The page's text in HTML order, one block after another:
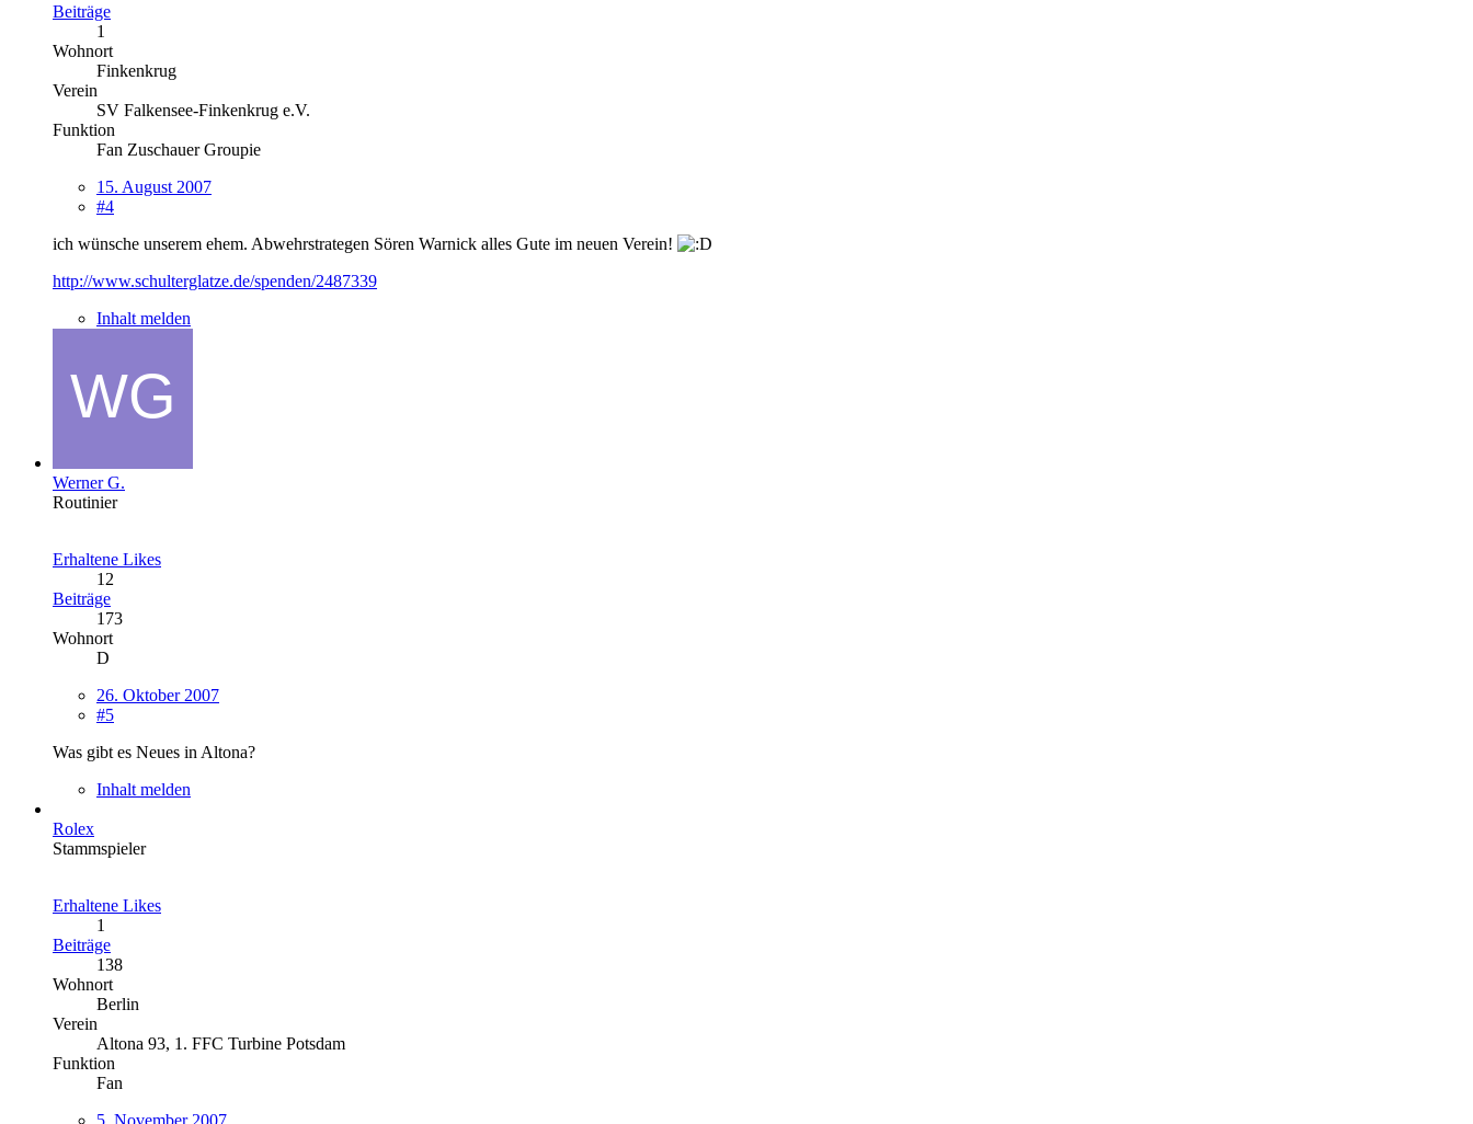
Beiträge
1
Wohnort
Finkenkrug
Verein
SV Falkensee-Finkenkrug e.V.
Funktion
Fan Zuschauer Groupie
15. August 2007
#4
ich wünsche unserem ehem. Abwehrstrategen Sören Warnick alles Gute im neuen Verein!
http://www.schulterglatze.de/spenden/2487339
Inhalt melden
Werner G.
Routinier
Erhaltene Likes
12
Beiträge
173
Wohnort
D
26. Oktober 2007
#5
Was gibt es Neues in Altona?
Inhalt melden
Rolex
Stammspieler
Erhaltene Likes
1
Beiträge
138
Wohnort
Berlin
Verein
Altona 93, 1. FFC Turbine Potsdam
Funktion
Fan
5. November 2007